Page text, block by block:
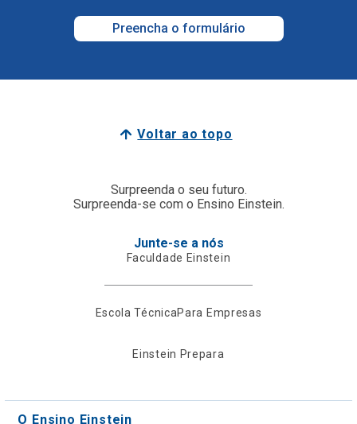
Preencha o formulário
Voltar ao topo
Surpreenda o seu futuro.
Surpreenda-se com o Ensino Einstein.
Junte-se a nós
Faculdade Einstein
Escola TécnicaPara Empresas
Einstein Prepara
O Ensino Einstein